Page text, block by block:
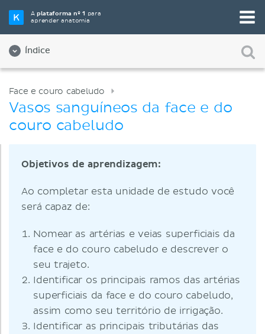
Aplataforma nº 1 para
aprender anatomia
Índice
Face e couro cabeludo
Vasos sanguíneos da face e do
couro cabeludo
Objetivos de aprendizagem:
Ao completar esta unidade de estudo você
será capaz de:
Nomear as artérias e veias superficiais da
face e do couro cabeludo e descrever o
seu trajeto.
Identificar os principais ramos das artérias
superficiais da face e do couro cabeludo,
assim como seu território de irrigação.
Identificar as principais tributárias das